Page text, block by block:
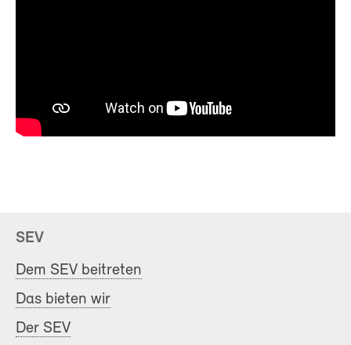
SEV
Dem SEV beitreten
Das bieten wir
Der SEV